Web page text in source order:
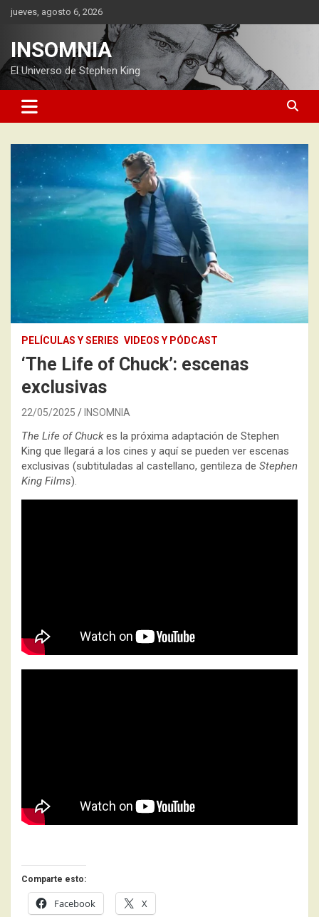
Saltarjueves, agosto 6, 2026
INSOMNIA
El Universo de Stephen King
PELÍCULAS Y SERIES VIDEOS Y PÓDCAST
‘The Life of Chuck’: escenas
exclusivas
22/05/2025 INSOMNIA
The Life of Chuckes la próxima adaptación de Stephen
King que llegará a los cines y aquí se pueden ver escenas
exclusivas (subtituladas al castellano, gentileza de Stephen
King Films).
Comparte esto:
Facebook X